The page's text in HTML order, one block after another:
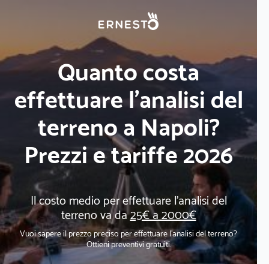
Quanto costa
effettuare l'analisi del
terreno a Napoli?
Prezzi e tariffe 2026
Il costo medio per effettuare l'analisi del
terreno va da25€ a 2000€
Vuoi sapere il prezzo preciso per effettuare l'analisi del terreno?
Ottieni preventivi gratuiti.